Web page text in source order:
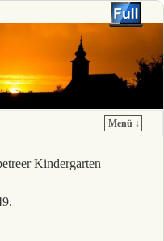
Menü ↓
Kindergarten